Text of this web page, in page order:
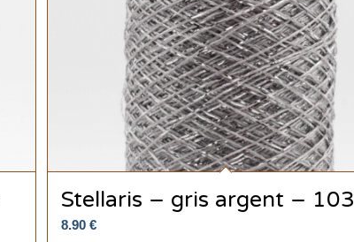
Stellaris – gris argent – 103
8.90 €